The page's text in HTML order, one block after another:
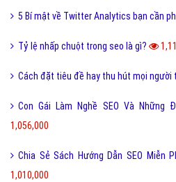
5 Bí mật về Twitter Analytics bạn cần
Tỷ lệ nhấp chuột trong seo là gì?
Cách đặt tiêu đề hay thu hút mọi người
Con Gái Làm Nghề SEO Và Những
1,056,000
Chia Sẻ Sách Hướng Dẫn SEO Miễn
1,010,000